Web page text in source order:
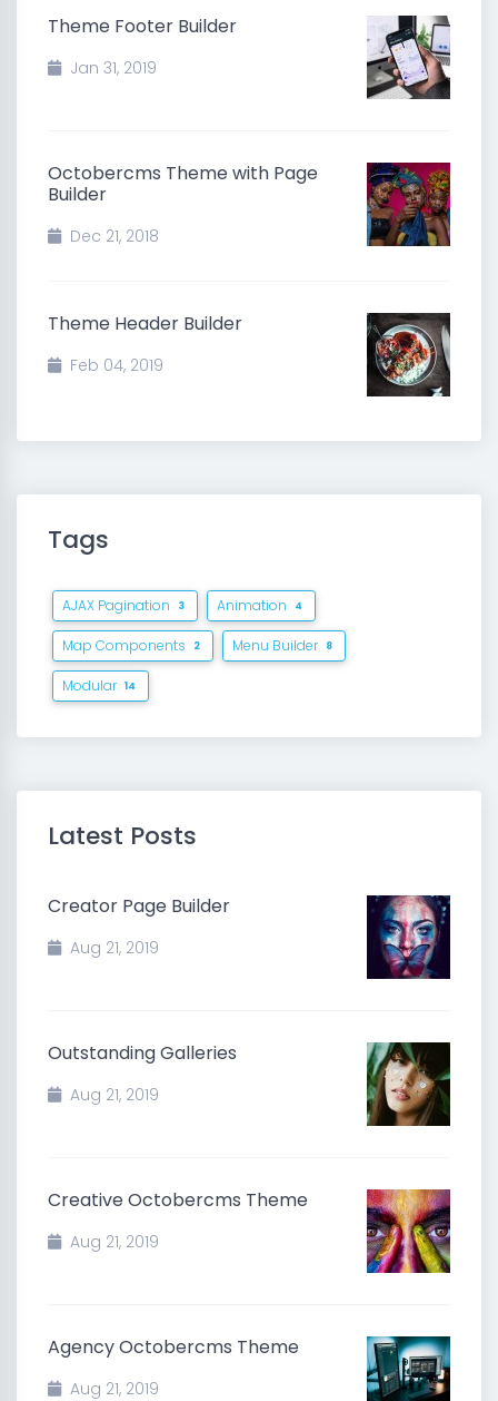
Theme Footer Builder
Jan 31, 2019
Octobercms Theme with Page
Builder
Dec 21, 2018
Theme Header Builder
Feb 04, 2019
Tags
AJAX Pagination 3 Animation 4
Map Components 2 Menu Builder 8
Modular 14
Latest Posts
Creator Page Builder
Aug 21, 2019
Outstanding Galleries
Aug 21, 2019
Creative Octobercms Theme
Aug 21, 2019
Agency Octobercms Theme
Aug 21, 2019